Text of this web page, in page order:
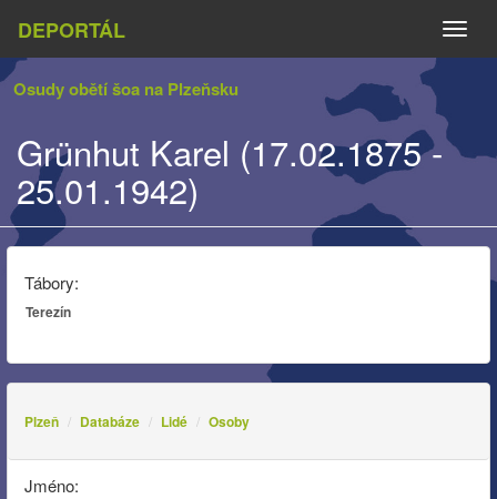
DEPORTÁL
Osudy obětí šoa na Plzeňsku
Grünhut Karel (17.02.1875 -
25.01.1942)
Tábory:
Terezín
Plzeň Databáze Lidé Osoby
Jméno: